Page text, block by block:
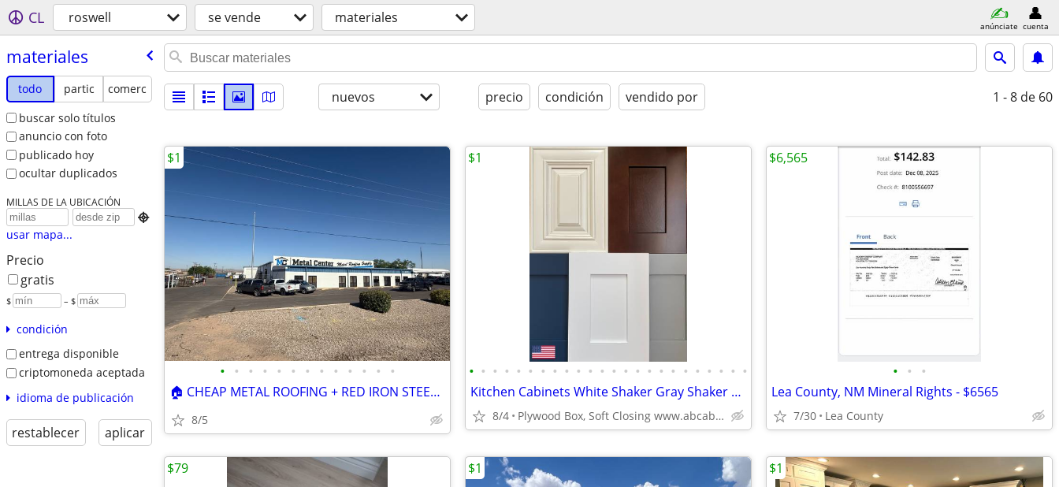
CL roswell se vende materiales anúnciate cuenta
materiales
todo partic
comerc
buscar solo títulos
anuncio con foto
publicado hoy
ocultar duplicados
MILLAS DE LA UBICACIÓN

usar mapa...
Precio
gratis
$ – $
condición
entrega disponible
criptomoneda aceptada
idioma de publicación
restablecer aplicar
nuevos precio condición vendido por 1 - 8 de 60
• • • • • • • • • • • • •
🏠 CHEAP METAL ROOFING + RED IRON STEEL - SAME DAY DELIVERY!!
8/5
$1
• • • • • • • • • • • • • • • • • • • • • • • •
Kitchen Cabinets White Shaker Gray Shaker Traditional Raised Panel
8/4 Plywood Box, Soft Closing www.abcabinetry.com
$1
• • •
Lea County, NM Mineral Rights - $6565
7/30 Lea County
$6,565
$79 $1 $1